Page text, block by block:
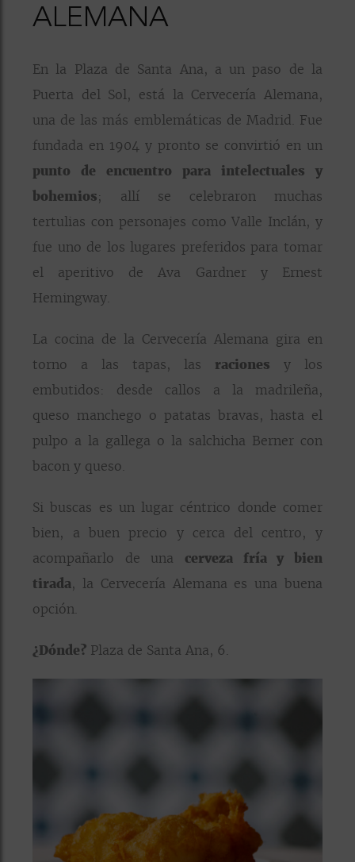
ALEMANA
En la Plaza de Santa Ana, a un paso de la
Puerta del Sol, está la Cervecería Alemana,
una de las más emblemáticas de Madrid. Fue
fundada en 1904 y pronto se convirtió en un
punto de encuentro para intelectuales y
bohemios; allí se celebraron muchas
tertulias con personajes como Valle Inclán, y
fue uno de los lugares preferidos para tomar
el aperitivo de Ava Gardner y Ernest
Hemingway.
La cocina de la Cervecería Alemana gira en
torno a las tapas, las raciones y los
embutidos: desde callos a la madrileña,
queso manchego o patatas bravas, hasta el
pulpo a la gallega o la salchicha Berner con
bacon y queso.
Si buscas es un lugar céntrico donde comer
bien, a buen precio y cerca del centro, y
acompañarlo de una cerveza fría y bien
tirada, la Cervecería Alemana es una buena
opción.
¿Dónde? Plaza de Santa Ana, 6.